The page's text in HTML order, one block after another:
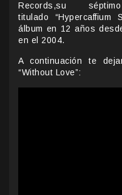
Records,su
titulado “Hypercaffium
álbum en 12 años
en el 2004.
A continuación te
“Without Love”: